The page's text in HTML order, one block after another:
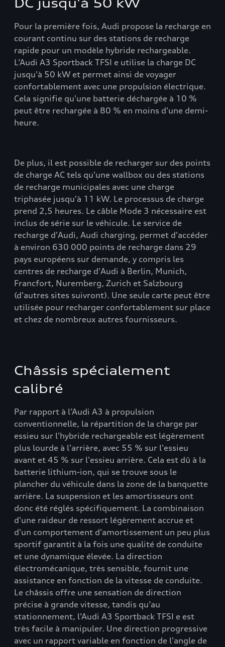
DC jusqu'à 50 kW
Pour la première fois, Audi propose la recharge en
courant continu sur des stations de recharge
rapide pour un modèle hybride rechargeable.
L’Audi A3 Sportback TFSI e utilise la charge DC
jusqu'à 50 kW et permet ainsi de voyager
confortablement avec une propulsion électrique.
Cela signifie qu'une batterie déchargée à 10 %
peut être rechargée à 80 % en moins d'une demi-
heure.
De plus, il est possible de recharger sur des points
de charge AC tels qu'une wallbox ou des stations
de recharge municipales avec une charge
triphasée jusqu'à 11 kW. Le processus de charge
prend 2,5 heures. Le câble Mode 3 nécessaire est
inclus de série sur le véhicule. Le service de
recharge d'Audi, Audi charging, permet d'accéder
à environ 630 000 points de recharge dans 29
pays européens sur demande, y compris les
centres de recharge d'Audi à Berlin, Munich,
Francfort, Nuremberg, Zurich et Salzbourg
(d'autres sites suivront). Une seule carte peut être
utilisée pour recharger confortablement sur place
et chez de nombreux autres fournisseurs.
Châssis spécialement
calibré
Par rapport à l’Audi A3 à propulsion
conventionnelle, la répartition de la charge par
essieu sur l'hybride rechargeable est légèrement
plus lourde à l'arrière, avec 55 % sur l'essieu
avant et 45 % sur l'essieu arrière. Cela est dû à la
batterie lithium-ion, qui se trouve sous le
plancher du véhicule dans la zone de la banquette
arrière. La suspension et les amortisseurs ont
donc été réglés spécifiquement. La combinaison
d'une raideur de ressort légèrement accrue et
d'un comportement d'amortissement un peu plus
sportif garantit à la fois une qualité de conduite
et une dynamique élevée. La direction
électromécanique, très sensible, fournit une
assistance en fonction de la vitesse de conduite.
Le châssis offre une sensation de direction
précise à grande vitesse, tandis qu’au
stationnement, l’Audi A3 Sportback TFSI e est
très facile à manipuler. Une direction progressive
avec un rapport variable en fonction de l'angle de